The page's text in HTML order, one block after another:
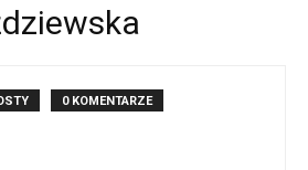
0 KOMENTARZE